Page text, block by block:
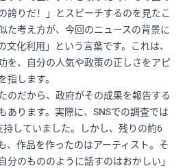
誇りだ！」とスピーチするのを見たこ
た考え方が、今回のニュースの背景に
文化利用」という言葉です。これは、
を、自分の人気や政策の正しさをアピ
指します。
のだから、政府がその成果を報告する
あります。実際に、SNSでの調査では
していました。しかし、残りの約6
、作品を作ったのはアーティスト。そ
分のもののように話すのはおかしい」